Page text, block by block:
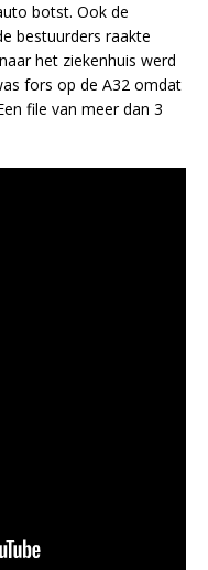
botst. Ook de
bestuurders raakte
het ziekenhuis werd
fors op de A32 omdat
file van meer dan 3